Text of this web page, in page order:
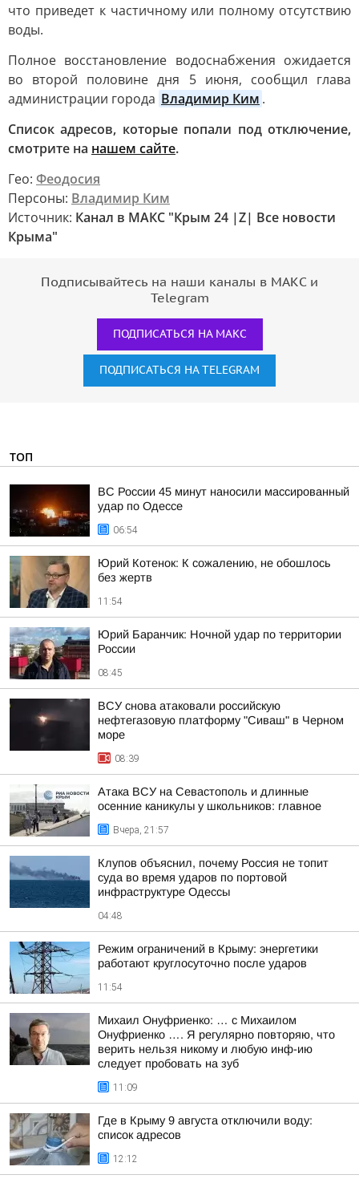
что приведет к частичному или полному отсутствию
воды.
Полное восстановление водоснабжения ожидается
во второй половине дня 5 июня, сообщил глава
администрации города Владимир Ким .
Список адресов, которые попали под отключение,
смотрите на нашем сайте.
Гео: Феодосия
Персоны: Владимир Ким
Источник: Канал в МАКС "Крым 24 |Z| Все новости
Крыма"
Подписывайтесь на наши каналы в МАКС и
Telegram
ПОДПИСАТЬСЯ НА МАКС
ПОДПИСАТЬСЯ НА TELEGRAM
ТОП
ВС России 45 минут наносили массированный
удар по Одессе
06:54
Юрий Котенок: К сожалению, не обошлось
без жертв
11:54
Юрий Баранчик: Ночной удар по территории
России
08:45
ВСУ снова атаковали российскую
нефтегазовую платформу "Сиваш" в Черном
море
08:39
Атака ВСУ на Севастополь и длинные
осенние каникулы у школьников: главное
Вчера, 21:57
Клупов объяснил, почему Россия не топит
суда во время ударов по портовой
инфраструктуре Одессы
04:48
Режим ограничений в Крыму: энергетики
работают круглосуточно после ударов
11:54
Михаил Онуфриенко: … с Михаилом
Онуфриенко …. Я регулярно повторяю, что
верить нельзя никому и любую инф-ию
следует пробовать на зуб
11:09
Где в Крыму 9 августа отключили воду:
список адресов
12:12